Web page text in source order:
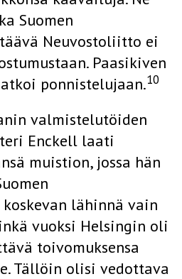
Suomen
Neuvostoliitto ei
Paasikiven
ponnistelujaan.10
valmistelutöiden
Enckell laati
muistion, jossa hän
lähinnä vain
vuoksi Helsingin oli
toivomuksensa
Tällöin olisi vedottava